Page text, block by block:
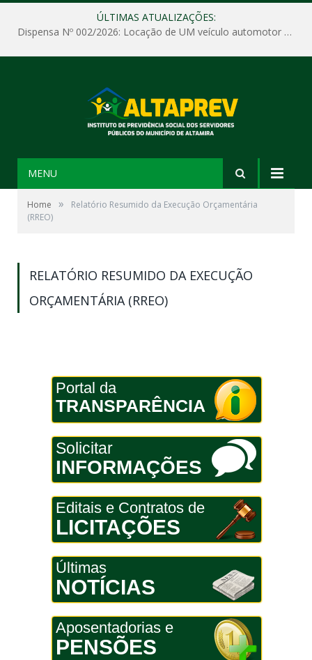
ÚLTIMAS ATUALIZAÇÕES:
Dispensa Nº 002/2026: Locação de UM veículo automotor sem motorista, tipo passeio, com seguro total e quilometragem livre, para atender as demandas operacionais e administrativas do Instituto de Previdência Social dos Servidores Públicos do Município de Altamira – PA – ALTAPREV.
MENU
Home »
Relatório Resumido da Execução Orçamentária
(RREO)
RELATÓRIO RESUMIDO DA EXECUÇÃO
ORÇAMENTÁRIA (RREO)
Portal da
TRANSPARÊNCIA
Solicitar
INFORMAÇÕES
Editais e Contratos de
LICITAÇÕES
Últimas
NOTÍCIAS
Aposentadorias e
PENSÕES